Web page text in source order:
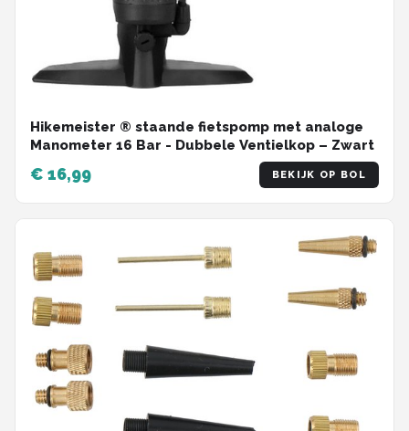
Hikemeister ® staande fietspomp met analoge
Manometer 16 Bar - Dubbele Ventielkop – Zwart
€ 16,99 BEKIJK OP BOL